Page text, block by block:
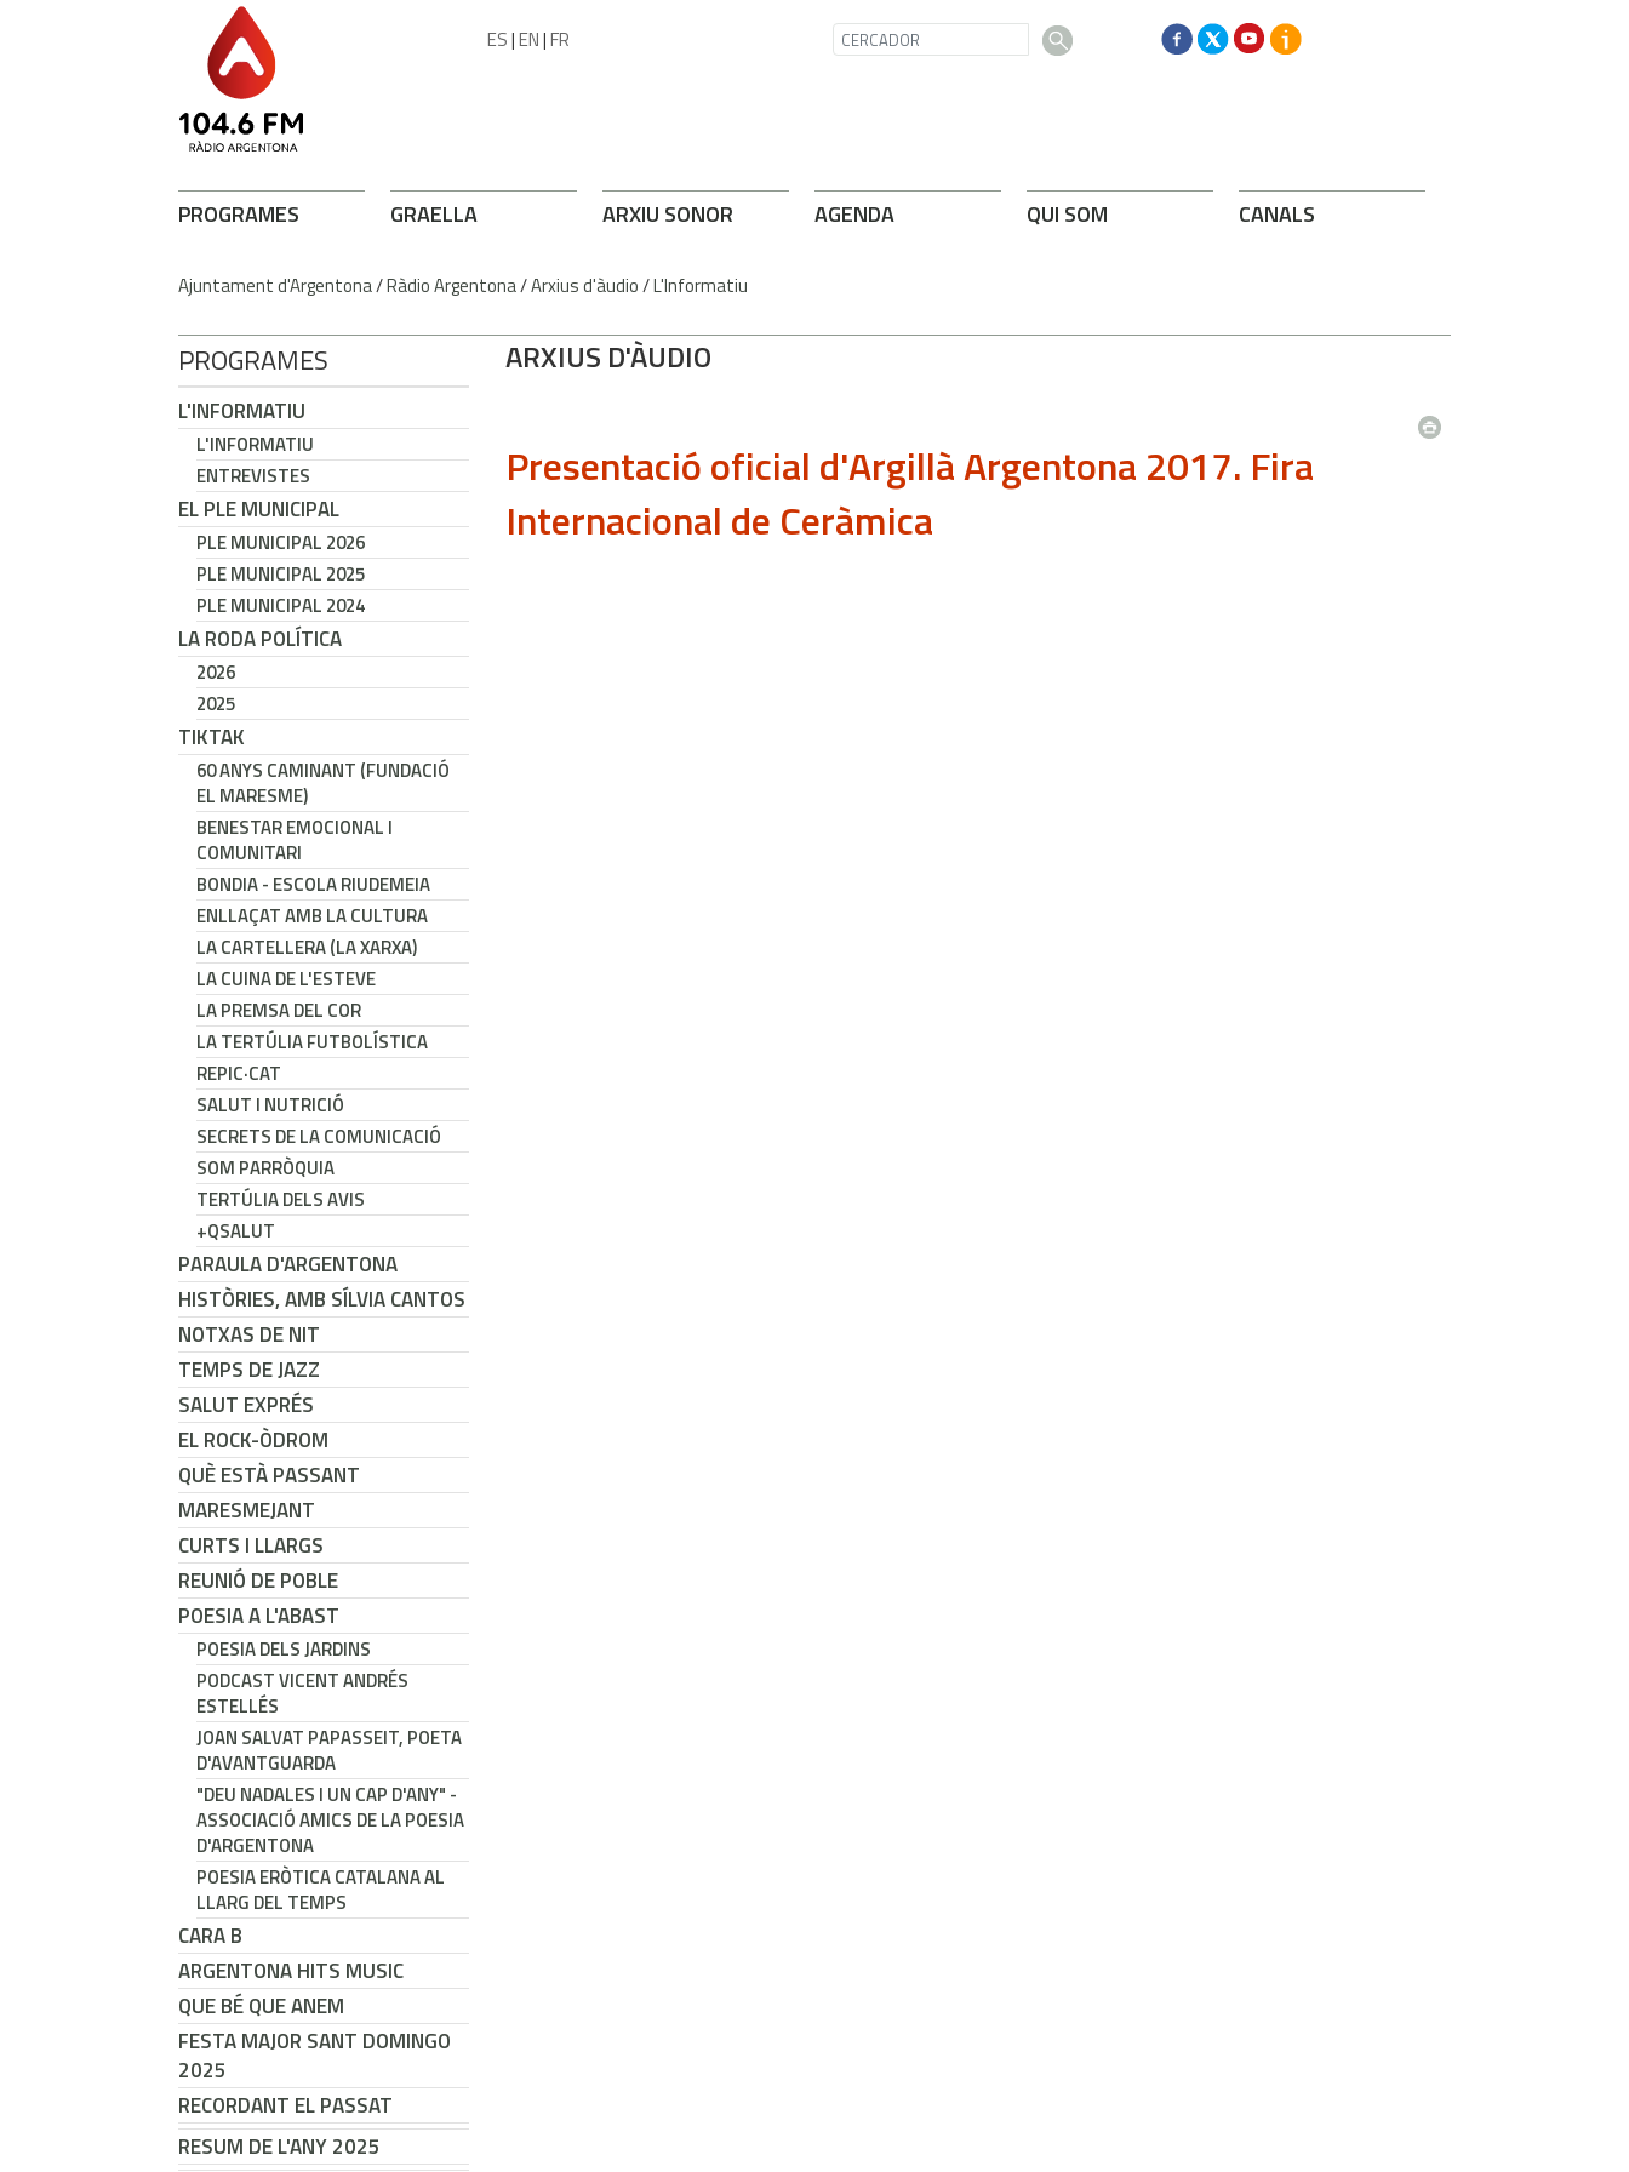
ES|EN|FR
PROGRAMES GRAELLA ARXIU SONOR AGENDA QUI SOM CANALS
Ajuntament d'Argentona/Ràdio Argentona/Arxius d'àudio/L'Informatiu
PROGRAMES
L'INFORMATIU
L'INFORMATIU
ENTREVISTES
EL PLE MUNICIPAL
PLE MUNICIPAL 2026
PLE MUNICIPAL 2025
PLE MUNICIPAL 2024
LA RODA POLÍTICA
2026
2025
TIKTAK
60 ANYS CAMINANT (FUNDACIÓ
EL MARESME)
BENESTAR EMOCIONAL I
COMUNITARI
BONDIA - ESCOLA RIUDEMEIA
ENLLAÇAT AMB LA CULTURA
LA CARTELLERA (LA XARXA)
LA CUINA DE L'ESTEVE
LA PREMSA DEL COR
LA TERTÚLIA FUTBOLÍSTICA
REPIC·CAT
SALUT I NUTRICIÓ
SECRETS DE LA COMUNICACIÓ
SOM PARRÒQUIA
TERTÚLIA DELS AVIS
+QSALUT
PARAULA D'ARGENTONA
HISTÒRIES, AMB SÍLVIA CANTOS
NOTXAS DE NIT
TEMPS DE JAZZ
SALUT EXPRÉS
EL ROCK-ÒDROM
QUÈ ESTÀ PASSANT
MARESMEJANT
CURTS I LLARGS
REUNIÓ DE POBLE
POESIA A L'ABAST
POESIA DELS JARDINS
PODCAST VICENT ANDRÉS
ESTELLÉS
JOAN SALVAT PAPASSEIT, POETA
D'AVANTGUARDA
"DEU NADALES I UN CAP D'ANY" -
ASSOCIACIÓ AMICS DE LA POESIA
D'ARGENTONA
POESIA ERÒTICA CATALANA AL
LLARG DEL TEMPS
CARA B
ARGENTONA HITS MUSIC
QUE BÉ QUE ANEM
FESTA MAJOR SANT DOMINGO
2025
RECORDANT EL PASSAT
RESUM DE L'ANY 2025
ARXIUS D'ÀUDIO
Presentació oficial d'Argillà Argentona 2017. Fira
Internacional de Ceràmica